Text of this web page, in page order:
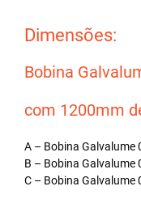
Dimensões:
Bobina
com 1200mm
A – Bobina Galvalume
B – Bobina Galvalume
C – Bobina Galvalume